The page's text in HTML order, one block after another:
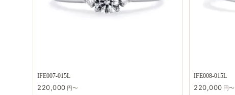
IFE007-015L
220,000 円〜
IFE008-015L
220,000 円〜